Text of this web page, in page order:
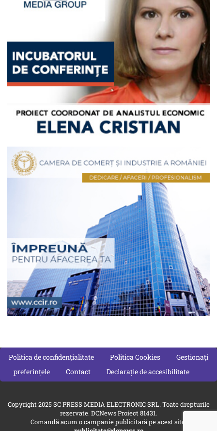
Politica de confidențialitate Politica Cookies
Gestionați
preferințele
Contact Declarație de accesibilitate
Copyright 2025 SC PRESS MEDIA ELECTRONIC SRL. Toate drepturile
rezervate. DCNews Proiect 81431.
Comandă acum o campanie publicitară pe acest site: